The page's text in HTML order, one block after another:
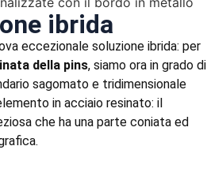
ibrida
eccezionale soluzione ibrida: per
della pins, siamo ora in grado di
sagomato e tridimensionale
in acciaio resinato: il
che ha una parte coniata ed